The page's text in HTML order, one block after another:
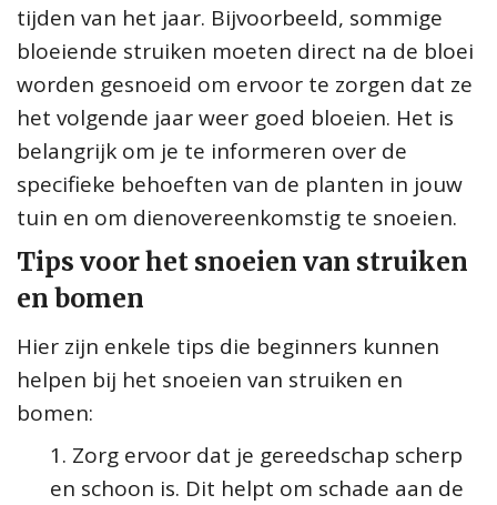
tijden van het jaar. Bijvoorbeeld, sommige
bloeiende struiken moeten direct na de bloei
worden gesnoeid om ervoor te zorgen dat ze
het volgende jaar weer goed bloeien. Het is
belangrijk om je te informeren over de
specifieke behoeften van de planten in jouw
tuin en om dienovereenkomstig te snoeien.
Tips voor het snoeien van struiken
en bomen
Hier zijn enkele tips die beginners kunnen
helpen bij het snoeien van struiken en
bomen:
Zorg ervoor dat je gereedschap scherp
en schoon is. Dit helpt om schade aan de